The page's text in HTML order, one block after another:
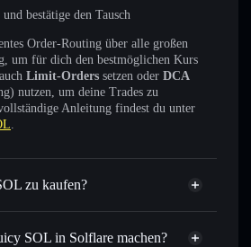
bestätige den Tausch
Order-Routing über alle großen
um für dich den bestmöglichen Kurs
Limit-Orders setzen oder DCA
nutzen, um deine Trades zu
Anleitung findest du unter
.
zu kaufen?
Token
SOL in Solflare machen?